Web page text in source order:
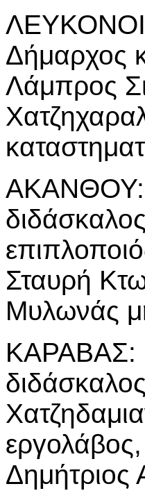
Δήμαρχος
Λάμπρος
ΑΚΑΝΘΟΥ:
Σταυρή
Μυλωνάς
ΚΑΡΑΒΑΣ:
Δημήτριος